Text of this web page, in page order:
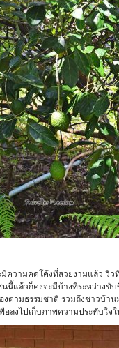
ความคดโค้งที่สวยงามแล้ว วิว
นี้แล้วก็คงจะมีบ้างที่ระหว่างขั
ตามธรรมชาติ รวมถึงชาวบ้า
อลงไปเก็บภาพความประทับใจ